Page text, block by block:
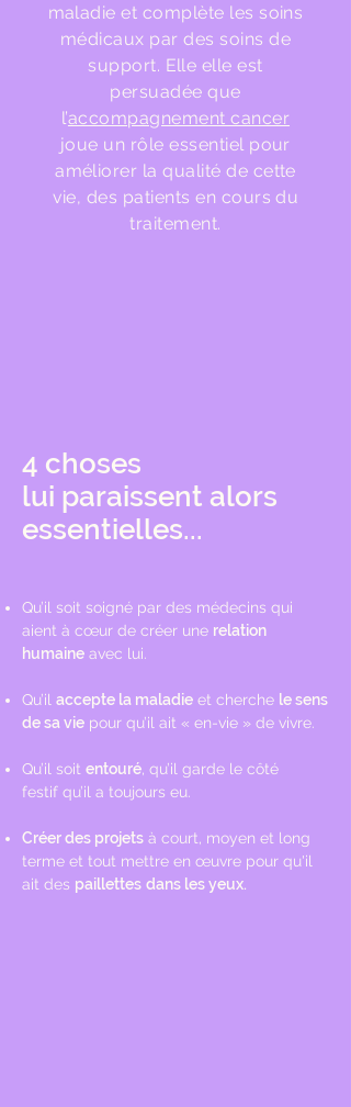
maladie et complète les soins
médicaux par des soins de
support. Elle elle est
persuadée que
l’accompagnement cancer
joue un rôle essentiel pour
améliorer la qualité de cette
vie, des patients en cours du
traitement.
4 choses
lui paraissent alors
essentielles...
Qu’il soit soigné par des médecins qui
aient à cœur de créer une relation
humaine avec lui.
Qu’il accepte la maladie et cherche le sens
de sa vie pour qu’il ait « en-vie » de vivre.
Qu’il soit entouré, qu’il garde le côté
festif qu’il a toujours eu.
Créer des projets à court, moyen et long
terme et tout mettre en œuvre pour qu'il
ait des paillettes dans les yeux.